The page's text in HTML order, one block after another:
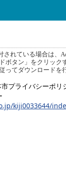
れている場合は、
ボタン」をクリック
ってダウンロードを
プライバシーポリ
kiji0033644/